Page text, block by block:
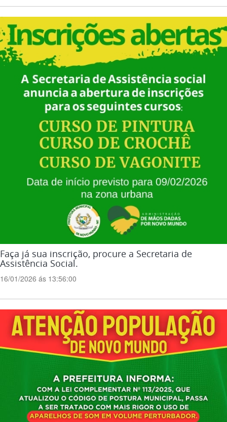
Faça já sua inscrição, procure a Secretaria de
Assistência Social.
16/01/2026 ás 13:56:00